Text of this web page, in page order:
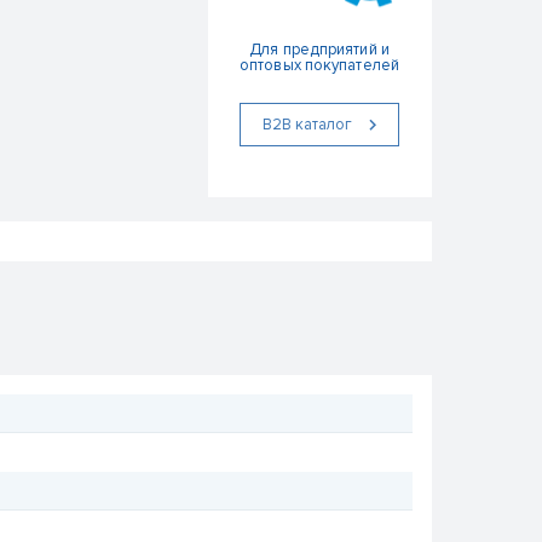
Для предприятий и
оптовых покупателей
В2В каталог